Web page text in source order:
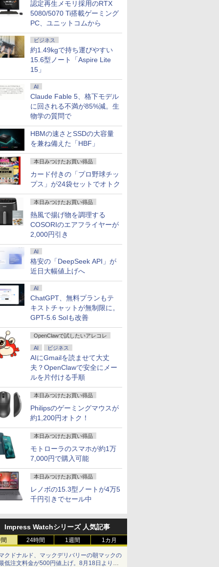
認定再生メモリ採用のRTX
5080/5070 Ti搭載ゲーミング
PC、ユニットコムから
ビジネス
約1.49kgで持ち運びやすい
15.6型ノート「Aspire Lite
15」
AI
Claude Fable 5、格下モデル
に回される不満が85%減。生
物学の質問で
HBMの速さとSSDの大容量
を兼ね備えた「HBF」
本日みつけたお買い得品
カード付きの「プロ野球チッ
プス」が24袋セットでオトク
本日みつけたお買い得品
熱風で揚げ物を調理する
COSORIのエアフライヤーが
2,000円引き
AI
格安の「DeepSeek API」が
近日大幅値上げへ
AI
ChatGPT、無料プランもテ
キストチャットが無制限に。
GPT-5.6 Solも改善
OpenClawで試したいアレコレ
AI ビジネス
AIにGmailを読ませて大丈
夫？OpenClawで安全にメー
ルを片付ける手順
本日みつけたお買い得品
Philipsのゲーミングマウスが
約1,200円オトク！
本日みつけたお買い得品
モトローラのスマホが約1万
7,000円で購入可能
本日みつけたお買い得品
レノボの15.3型ノートが4万5
千円引きでセール中
Impress Watchシリーズ 人気記事
24時間 1週間 1カ月
クドナルド、マックデリバリーの朝マックの
低注文料金が500円値上げ。8月18日より